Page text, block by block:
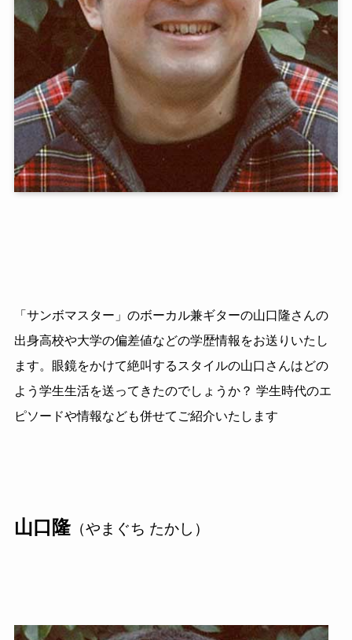
「サンボマスター」のボーカル兼ギターの山口隆さんの
出身高校や大学の偏差値などの学歴情報をお送りいたし
ます。眼鏡をかけて絶叫するスタイルの山口さんはどの
よう学生生活を送ってきたのでしょうか？ 学生時代のエ
ピソードや情報なども併せてご紹介いたします
山口隆（やまぐち たかし）